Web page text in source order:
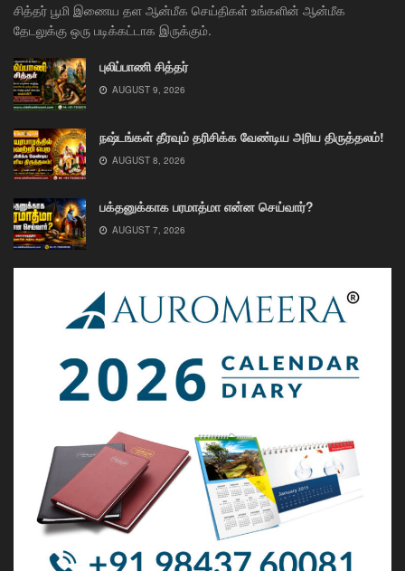
சித்தர் பூமி இணைய தள ஆன்மீக செய்திகள் உங்களின் ஆன்மீக
தேடலுக்கு ஒரு படிக்கட்டாக இருக்கும்.
புலிப்பாணி சித்தர்
AUGUST 9, 2026
நஷ்டங்கள் தீரவும் தரிசிக்க வேண்டிய அரிய திருத்தலம்!
AUGUST 8, 2026
பக்தனுக்காக பரமாத்மா என்ன செய்வார்?
AUGUST 7, 2026